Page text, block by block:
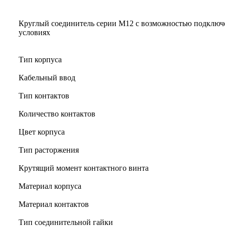
Круглый соединитель серии M12 с возможностью
условиях
Тип корпуса
Кабельный ввод
Тип контактов
Количество контактов
Цвет корпуса
Тип расторжения
Крутящий момент контактного винта
Материал корпуса
Материал контактов
Тип соединительной гайки